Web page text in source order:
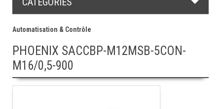
Automatisation & Contrôle
PHOENIX SACCBP-M12MSB-5CON-
M16/0,5-900